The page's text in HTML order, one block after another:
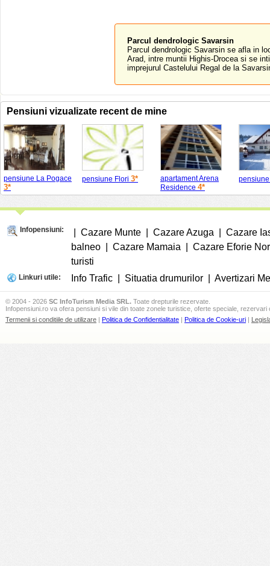
Parcul dendrologic Savarsin
Parcul dendrologic Savarsin se afla in
Arad, intre muntii Highis-Drocea si se
imprejurul Castelului Regal de la
Pensiuni vizualizate recent de mine
pensiune La Pogace
3*
pensiune Flori 3*
apartament Arena
Residence 4*
Infopensiuni: Cazare Munte Cazare Azuga
Cazare
balneo
Cazare Mamaia
Cazare Eforie
turisti
Linkuri utile: Info Trafic Situatia drumurilor Avertizari
© 2004 - 2026 SC InfoTurism Media SRL. Toate drepturile rezervate.
Infopensiuni.ro va ofera pensiuni si vile din toate zonele turistice, oferte speciale, rezervari
Termenii si conditiile de utilizare
Politica de Confidentialitate Politica de Cookie-uri